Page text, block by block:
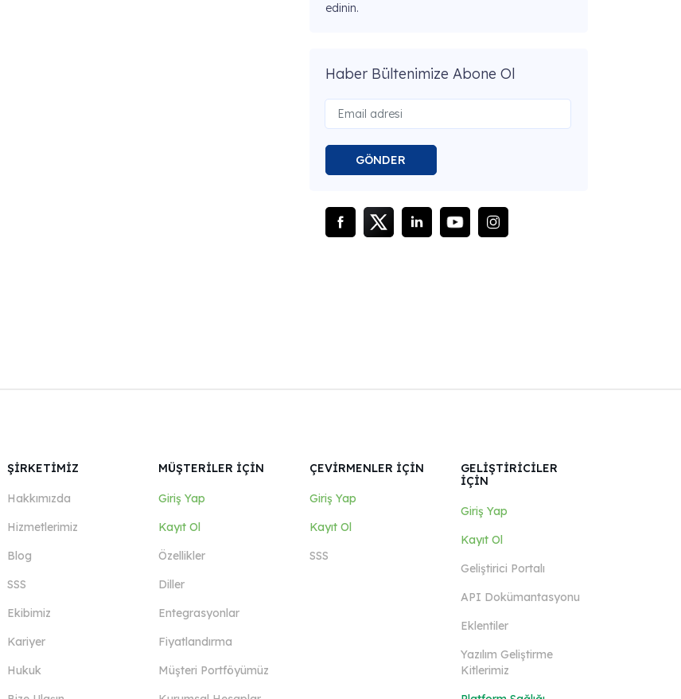
edinin.
Haber Bültenimize Abone Ol
GÖNDER
ŞİRKETİMİZ
Hakkımızda
Hizmetlerimiz
Blog
SSS
Ekibimiz
Kariyer
Hukuk
MÜŞTERİLER İÇİN
Giriş Yap
Kayıt Ol
Özellikler
Diller
Entegrasyonlar
Fiyatlandırma
Müşteri Portföyümüz
ÇEVİRMENLER İÇİN
Giriş Yap
Kayıt Ol
SSS
GELİŞTİRİCİLER
İÇİN
Giriş Yap
Kayıt Ol
Geliştirici Portalı
API Dokümantasyonu
Eklentiler
Yazılım Geliştirme
Kitlerimiz